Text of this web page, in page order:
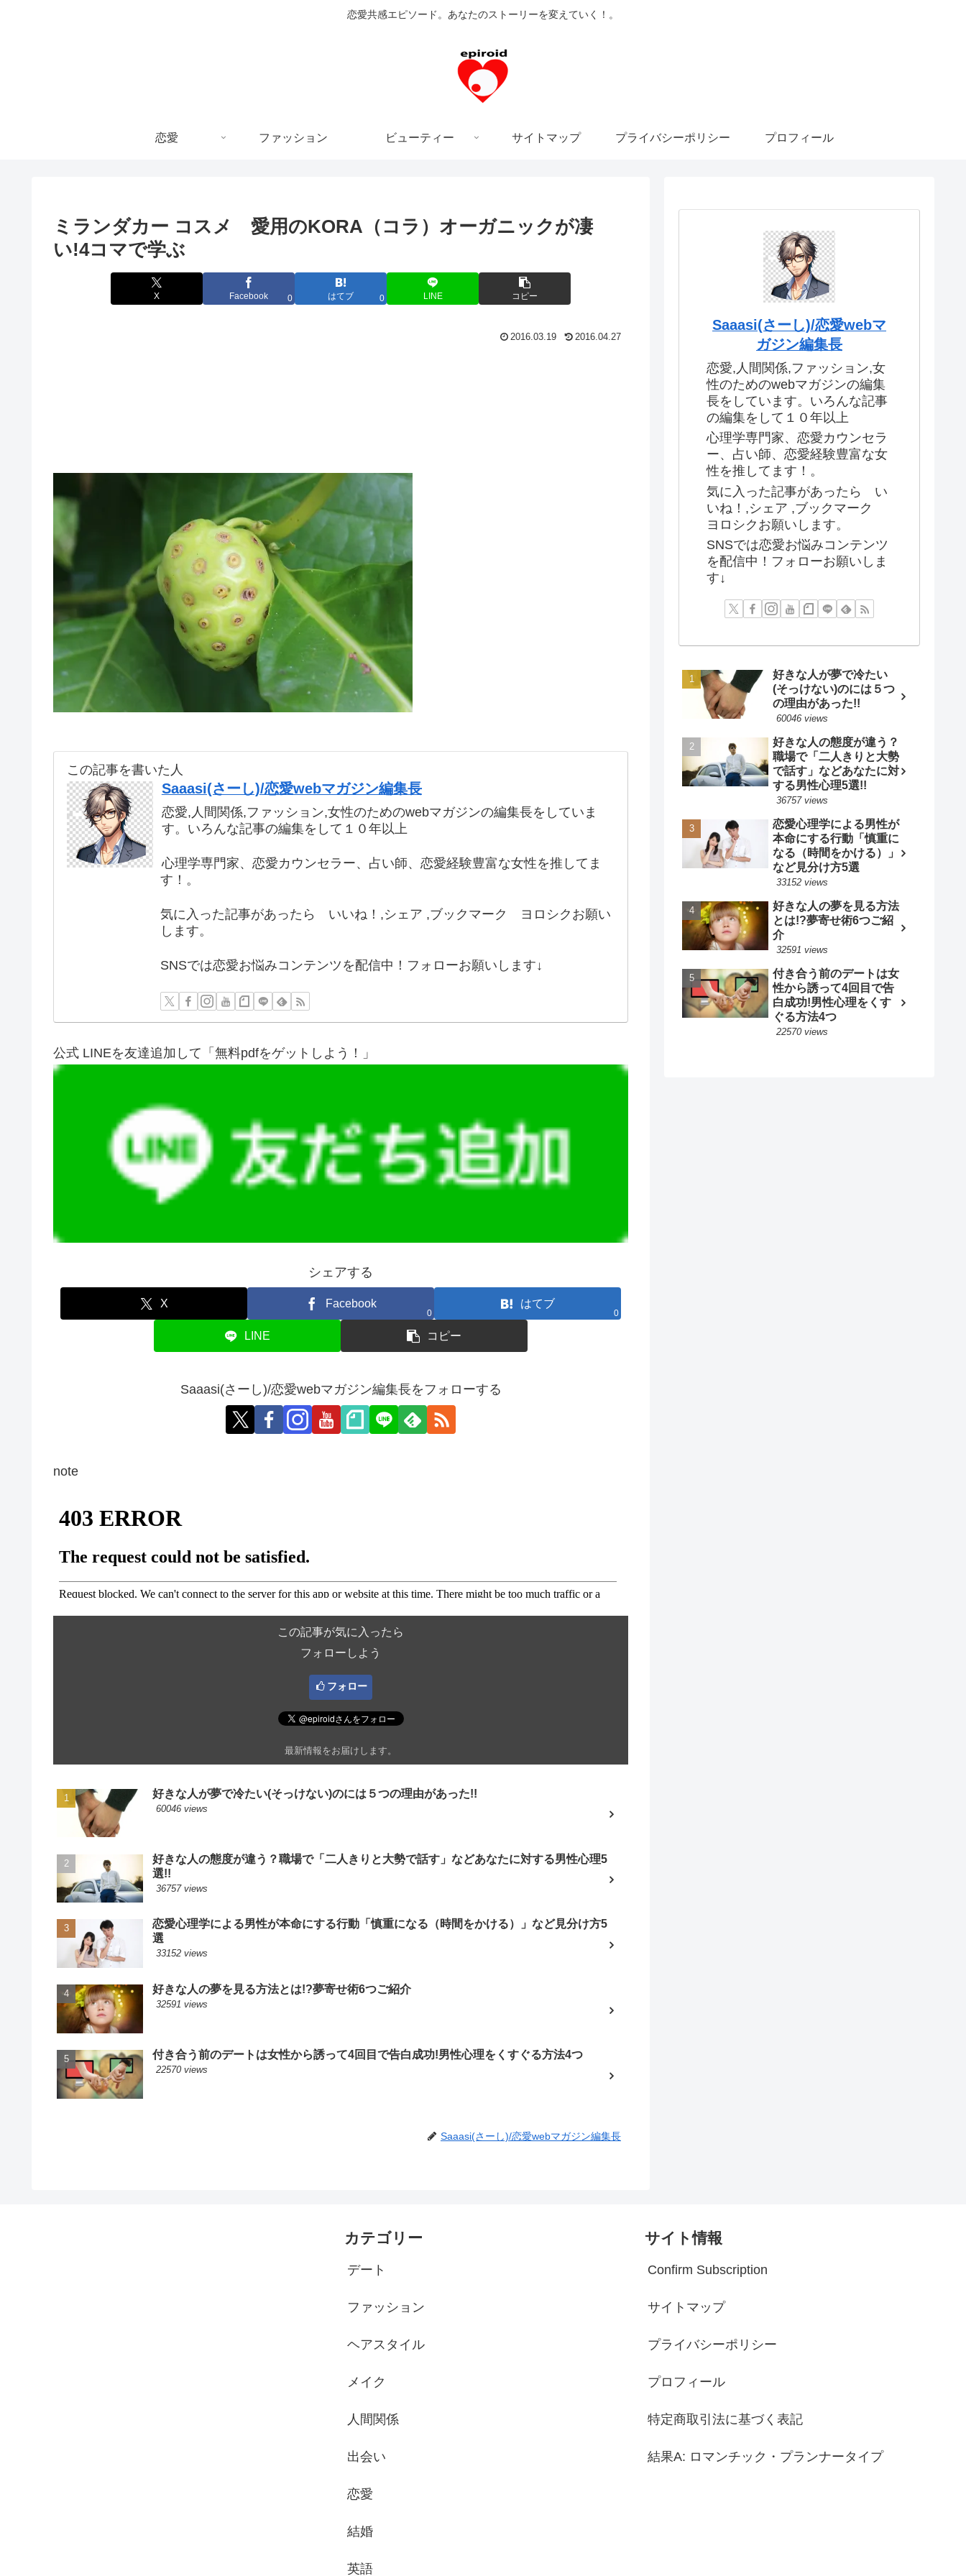
恋愛共感エピソード。あなたのストーリーを変えていく！。
恋愛 ファッション ビューティー サイトマップ プライバシーポリシー プロフィール
ミランダカー コスメ 愛用のKORA（コラ）オーガニックが凄
い!4コマで学ぶ
X Facebook 0 はてブ 0 LINE コピー
2016.03.19 2016.04.27
この記事を書いた人
Saaasi(さーし)/恋愛webマガジン編集長
恋愛,人間関係,ファッション,女性のためのwebマガジンの編集長をしていま
す。いろんな記事の編集をして１０年以上
心理学専門家、恋愛カウンセラー、占い師、恋愛経験豊富な女性を推してま
す！。
気に入った記事があったら いいね！,シェア ,ブックマーク ヨロシクお願い
します。
SNSでは恋愛お悩みコンテンツを配信中！フォローお願いします↓
公式 LINEを友達追加して「無料pdfをゲットしよう！」
シェアする
X Facebook
0
はてブ
0
LINE コピー
Saaasi(さーし)/恋愛webマガジン編集長をフォローする
note
この記事が気に入ったら
フォローしよう
フォロー
最新情報をお届けします。
好きな人が夢で冷たい(そっけない)のには５つの理由があった!!
60046 views
好きな人の態度が違う？職場で「二人きりと大勢で話す」などあなたに対する男性心理5
選!!
36757 views
恋愛心理学による男性が本命にする行動「慎重になる（時間をかける）」など見分け方5
選
33152 views
好きな人の夢を見る方法とは!?夢寄せ術6つご紹介
32591 views
付き合う前のデートは女性から誘って4回目で告白成功!男性心理をくすぐる方法4つ
22570 views
Saaasi(さーし)/恋愛webマガジン編集長
Saaasi(さーし)/恋愛webマ
ガジン編集長
恋愛,人間関係,ファッション,女
性のためのwebマガジンの編集
長をしています。いろんな記事
の編集をして１０年以上
心理学専門家、恋愛カウンセラ
ー、占い師、恋愛経験豊富な女
性を推してます！。
気に入った記事があったら い
いね！,シェア ,ブックマーク
ヨロシクお願いします。
SNSでは恋愛お悩みコンテンツ
を配信中！フォローお願いしま
す↓
好きな人が夢で冷たい
(そっけない)のには５つ
の理由があった!!
60046 views
好きな人の態度が違う？
職場で「二人きりと大勢
で話す」などあなたに対
する男性心理5選!!
36757 views
恋愛心理学による男性が
本命にする行動「慎重に
なる（時間をかける）」
など見分け方5選
33152 views
好きな人の夢を見る方法
とは!?夢寄せ術6つご紹
介
32591 views
付き合う前のデートは女
性から誘って4回目で告
白成功!男性心理をくす
ぐる方法4つ
22570 views
カテゴリー
デート
ファッション
ヘアスタイル
メイク
人間関係
出会い
恋愛
結婚
英語
サイト情報
Confirm Subscription
サイトマップ
プライバシーポリシー
プロフィール
特定商取引法に基づく表記
結果A: ロマンチック・プランナータイプ